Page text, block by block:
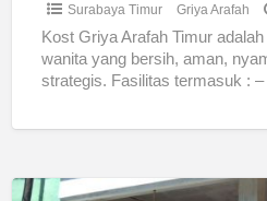
Surabaya Timur Griya Arafah
Kost Griya Arafah Timur
wanita yang bersih, aman,
strategis. Fasilitas termasuk :
Kos